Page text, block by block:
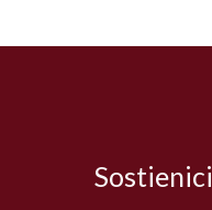
Sostienici